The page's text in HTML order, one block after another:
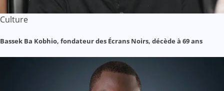
Culture
Bassek Ba Kobhio, fondateur des Écrans Noirs, décède à 69 ans